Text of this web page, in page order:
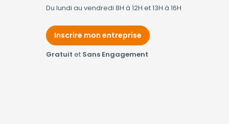
Du lundi au vendredi 8H à 12H et 13H à 16H
Inscrire mon entreprise
Gratuit et Sans Engagement